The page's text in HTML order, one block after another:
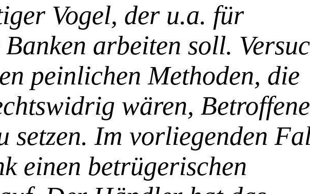
Vogel, der u.a. für
arbeiten soll.
peinlichen Methoden, die
wären, Betroffene
setzen. Im vorliegenden
einen betrügerischen